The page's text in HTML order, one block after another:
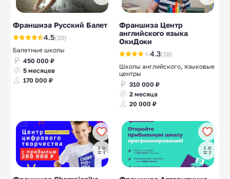
Франшиза Русский Балет
4.5(20)
Балетные школы
450 000 ₽
5 месяцев
170 000 ₽
Франшиза Центр
английского языка
ОкиДоки
4.3(18)
Школы английского, языковые
центры
310 000 ₽
2 месяца
20 000 ₽